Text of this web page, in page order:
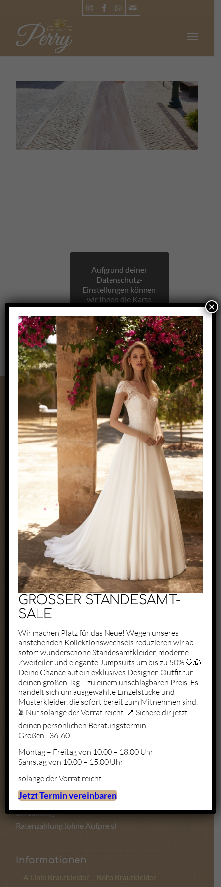
Aufgrund deiner
Datenschutz-
Einstellungen können
wir Ihnen die Karte
nicht anzeigen.
Klicken Sie hier, um
die Karte in einem
neuen Fenster zu
öffnen.
Exclusive by Perry
Zaunäckerstraße 22/2
71083 Herrenberg
+49 1523 6721684
kontakt@perry-exclusive.de
Unsere Öffungszeiten
ganz individuell nach vorherigerTerminabsprache
Mo. – Fr.: 10:00 – 19:00
Sa.: 10:00 – 18:00
So.: Geschlossen
Zahlungsmöglichkeiten
Sofortüberweisung
Barzahlung
Ratenzahlung (ohne Aufpreis)
Informationen
A-Linie Brautkleider
Boho Brautkleider
GROSSER STANDESAMT-
SALE
Wir machen Platz für das Neue! Wegen unseres
anstehenden Kollektionswechsels reduzieren wir ab
sofort wunderschöne Standesamtkleider, moderne
Zweiteiler und elegante Jumpsuits um bis zu 50% 🤍👰
Deine Chance auf ein exklusives Designer-Outfit für
deinen großen Tag – zu einem unschlagbaren Preis. Es
handelt sich um ausgewählte Einzelstücke und
Musterkleider, die sofort bereit zum Mitnehmen sind.
⏳ Nur solange der Vorrat reicht!📍 Sichere dir jetzt
deinen persönlichen Beratungstermin
Größen : 36-60
Montag – Freitag von 10.00 – 18.00 Uhr
Samstag von 10.00 – 15.00 Uhr
solange der Vorrat reicht.
Jetzt Termin vereinbaren
×